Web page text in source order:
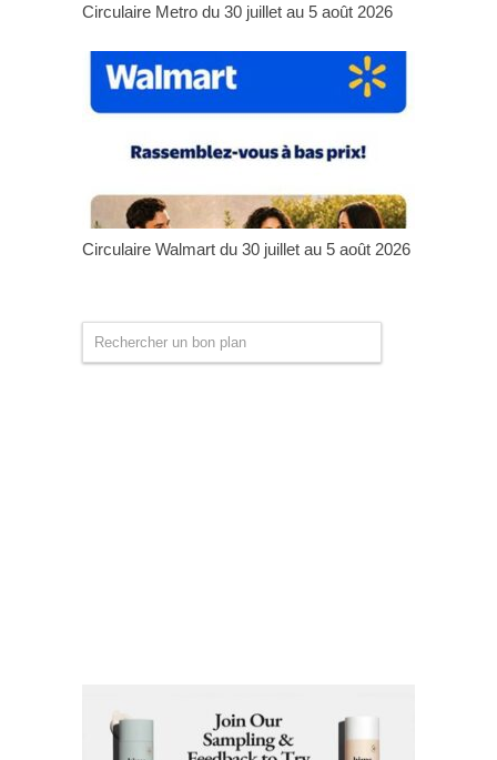
Circulaire Metro du 30 juillet au 5 août 2026
Circulaire Walmart du 30 juillet au 5 août 2026